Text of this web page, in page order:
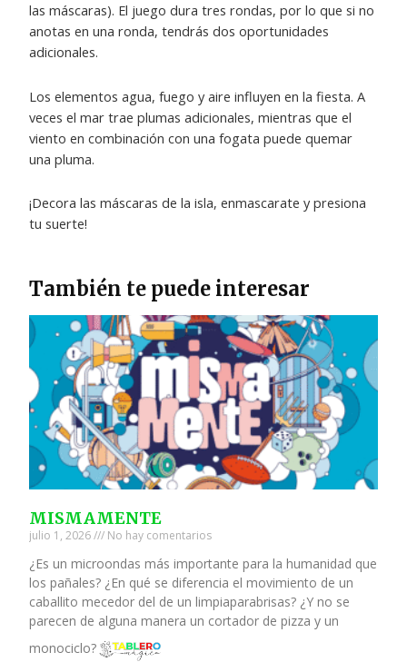
las máscaras). El juego dura tres rondas, por lo que si no
anotas en una ronda, tendrás dos oportunidades
adicionales.
Los elementos agua, fuego y aire influyen en la fiesta. A
veces el mar trae plumas adicionales, mientras que el
viento en combinación con una fogata puede quemar
una pluma.
¡Decora las máscaras de la isla, enmascarate y presiona
tu suerte!
También te puede interesar
MISMAMENTE
julio 1, 2026 No hay comentarios
¿Es un microondas más importante para la humanidad que
los pañales? ¿En qué se diferencia el movimiento de un
caballito mecedor del de un limpiaparabrisas? ¿Y no se
parecen de alguna manera un cortador de pizza y un
monociclo?